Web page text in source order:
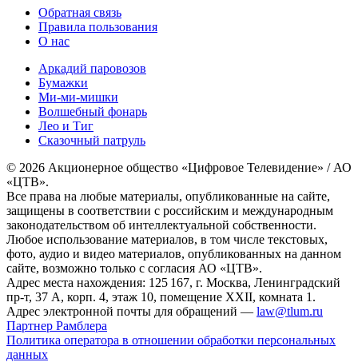
Обратная связь
Правила пользования
О нас
Аркадий паровозов
Бумажки
Ми-ми-мишки
Волшебный фонарь
Лео и Тиг
Сказочный патруль
© 2026 Акционерное общество «Цифровое Телевидение» / АО
«ЦТВ».
Все права на любые материалы, опубликованные на сайте,
защищены в соответствии с российским и международным
законодательством об интеллектуальной собственности.
Любое использование материалов, в том числе текстовых,
фото, аудио и видео материалов, опубликованных на данном
сайте, возможно только с согласия АО «ЦТВ».
Адрес места нахождения: 125 167, г. Москва, Ленинградский
пр-т, 37 А, корп. 4, этаж 10, помещение XXII, комната 1.
Адрес электронной почты для обращений — law@tlum.ru
Партнер Рамблера
Политика оператора в отношении обработки персональных
данных